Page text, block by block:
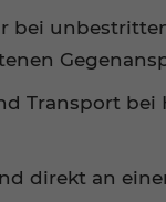
bei
Transport bei
direkt an